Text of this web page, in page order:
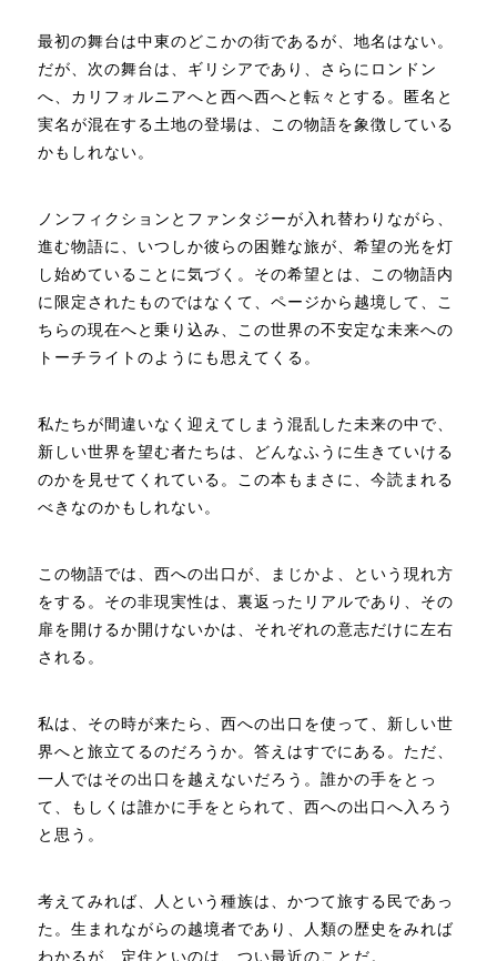
最初の舞台は中東のどこかの街であるが、地名はない。
だが、次の舞台は、ギリシアであり、さらにロンドン
へ、カリフォルニアへと西へ西へと転々とする。匿名と
実名が混在する土地の登場は、この物語を象徴している
かもしれない。
ノンフィクションとファンタジーが入れ替わりながら、
進む物語に、いつしか彼らの困難な旅が、希望の光を灯
し始めていることに気づく。その希望とは、この物語内
に限定されたものではなくて、ページから越境して、こ
ちらの現在へと乗り込み、この世界の不安定な未来への
トーチライトのようにも思えてくる。
私たちが間違いなく迎えてしまう混乱した未来の中で、
新しい世界を望む者たちは、どんなふうに生きていける
のかを見せてくれている。この本もまさに、今読まれる
べきなのかもしれない。
この物語では、西への出口が、まじかよ、という現れ方
をする。その非現実性は、裏返ったリアルであり、その
扉を開けるか開けないかは、それぞれの意志だけに左右
される。
私は、その時が来たら、西への出口を使って、新しい世
界へと旅立てるのだろうか。答えはすでにある。ただ、
一人ではその出口を越えないだろう。誰かの手をとっ
て、もしくは誰かに手をとられて、西への出口へ入ろう
と思う。
考えてみれば、人という種族は、かつて旅する民であっ
た。生まれながらの越境者であり、人類の歴史をみれば
わかるが、定住といのは、つい最近のことだ。